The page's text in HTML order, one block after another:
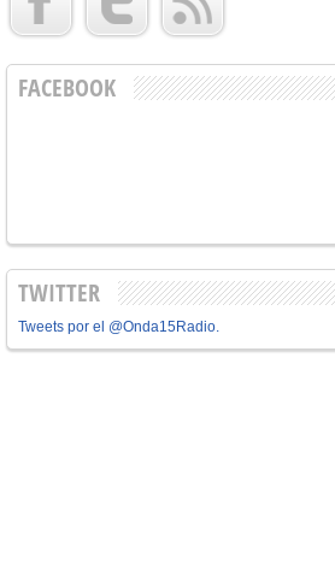
FACEBOOK
TWITTER
Tweets por el @Onda15Radio.